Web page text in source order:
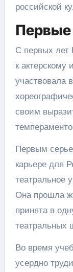
российской
Первые
С первых лет
к актерскому
участвовала
своим
Первым
карьере для
театральное
Она прошла
принята в
театральных
Во время
усердно